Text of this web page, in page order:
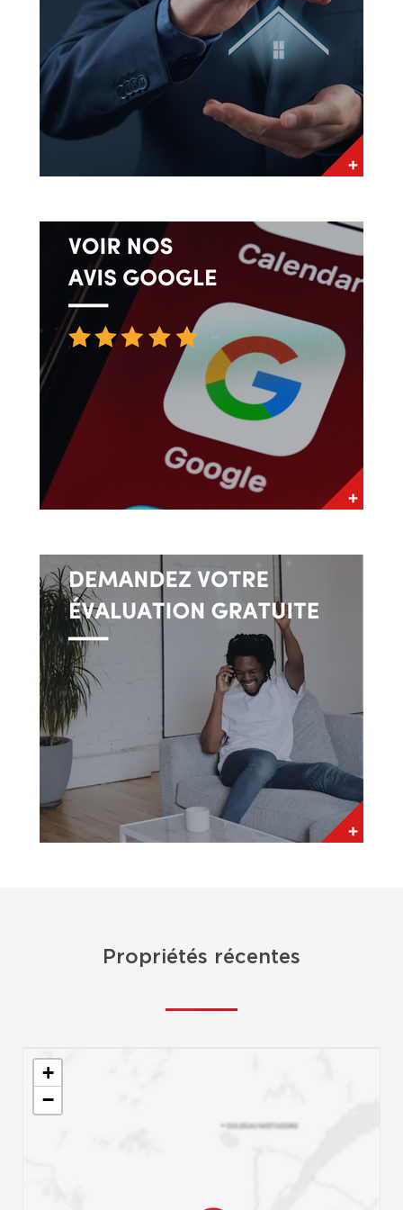
sa capacité à anticiper les besoins
des clients lui permettent de fournir des
solutions sur mesure pour une transaction
réussie à tous les niveaux.
Propriétés récentes
+
−